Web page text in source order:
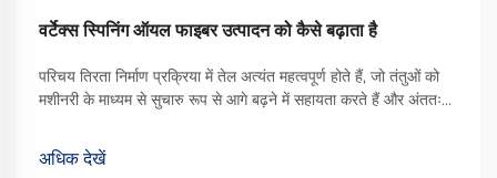
वर्टेक्स स्पिनिंग ऑयल फाइबर उत्पादन को कैसे बढ़ाता है
परिचय तिरता निर्माण प्रक्रिया में तेल अत्यंत महत्वपूर्ण होते हैं, जो तंतुओं को
मशीनरी के माध्यम से सुचारु रूप से आगे बढ़ने में सहायता करते हैं और अंततः
वॉर्टेक्स स्पिनिंग ऑयल एक प्रकार का ... बन गया है
अधिक देखें